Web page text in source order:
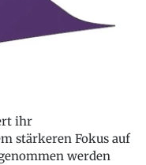
ihr
stärkeren Fokus auf
werden